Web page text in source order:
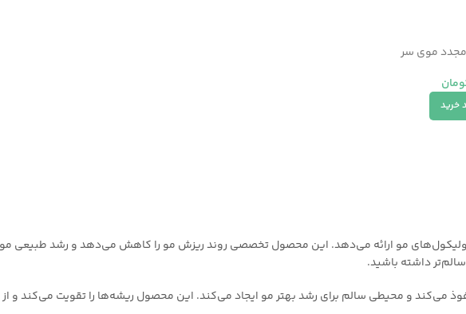
موی سر
خرید
مو ارائه می‌دهد. این محصول تخصصی روند ریزش مو را کاهش می‌دهد و رشد طبیعی
داشته باشید.
می‌کند و محیطی سالم برای رشد بهتر مو ایجاد می‌کند. این محصول ریشه‌ها را تقویت می‌کند و